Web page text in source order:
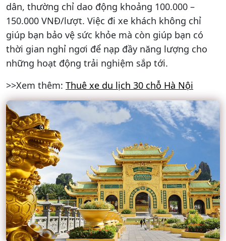
dân, thường chỉ dao động khoảng 100.000 –
150.000 VNĐ/lượt. Việc đi xe khách không chỉ
giúp bạn bảo vệ sức khỏe mà còn giúp bạn có
thời gian nghỉ ngơi để nạp đầy năng lượng cho
những hoạt động trải nghiệm sắp tới.
>>Xem thêm: Thuê xe du lịch 30 chỗ Hà Nội